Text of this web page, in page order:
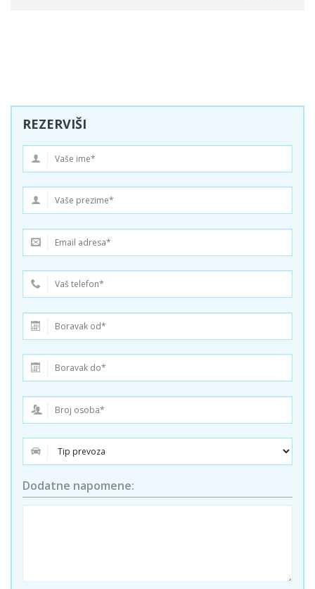
REZERVIŠI
Dodatne napomene: